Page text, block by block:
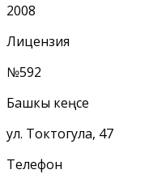
2008
Лицензия
№592
Башкы кеңсе
ул. Токтогула, 47
Телефон